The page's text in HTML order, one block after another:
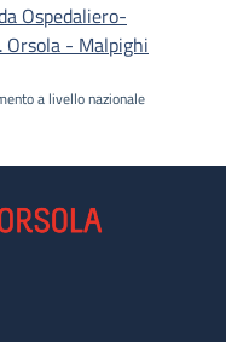
Ospedaliero-
Orsola - Malpighi
a livello nazionale